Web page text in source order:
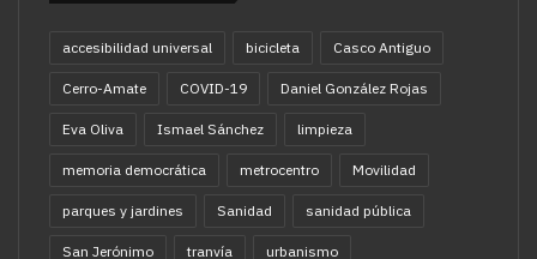
accesibilidad universal bicicleta Casco Antiguo
Cerro-Amate COVID-19 Daniel González Rojas
Eva Oliva Ismael Sánchez limpieza
memoria democrática metrocentro Movilidad
parques y jardines Sanidad sanidad pública
San Jerónimo tranvía urbanismo